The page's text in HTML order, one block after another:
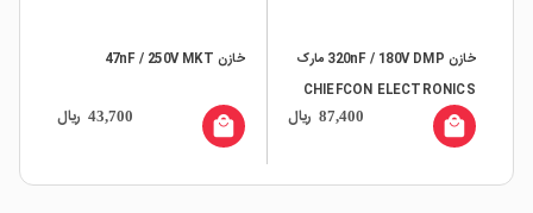
خازن 320nF / 180V DMP مارک
CHIEFCON ELECTRONICS
87,400 ریال local_mall
خازن 47nF / 250V MKT
43,700 ریال local_mall